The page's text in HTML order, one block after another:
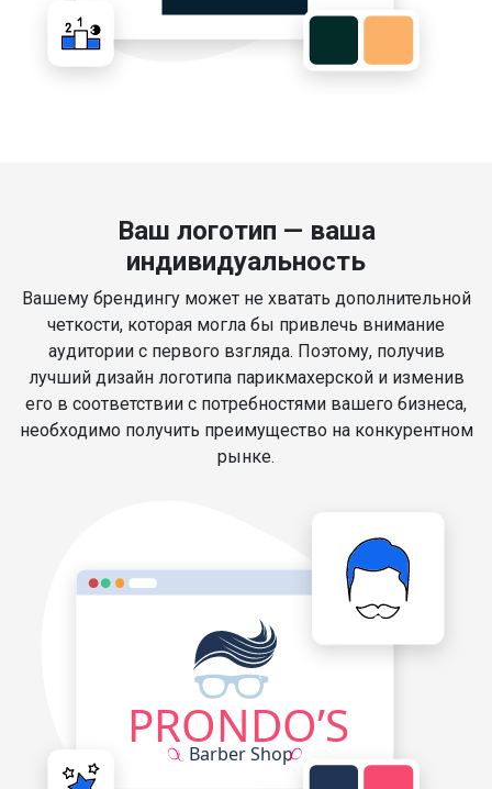
Ваш логотип — ваша
индивидуальность
Вашему брендингу может не хватать дополнительной
четкости, которая могла бы привлечь внимание
аудитории с первого взгляда. Поэтому, получив
лучший дизайн логотипа парикмахерской и изменив
его в соответствии с потребностями вашего бизнеса,
необходимо получить преимущество на конкурентном
рынке.